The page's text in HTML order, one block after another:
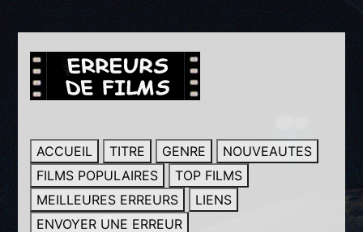
ACCUEIL TITRE GENRE
NOUVEAUTES
FILMS POPULAIRES
TOP FILMS
MEILLEURES ERREURS
LIENS
ENVOYER UNE ERREUR